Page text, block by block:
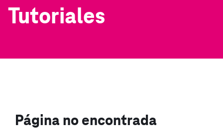
Tutoriales